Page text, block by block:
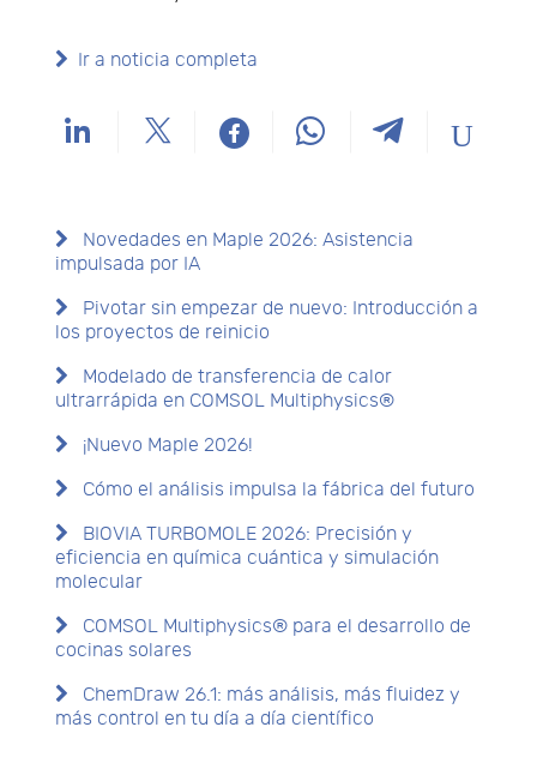
Ir a noticia completa
Novedades en Maple 2026: Asistencia
impulsada por IA
Pivotar sin empezar de nuevo: Introducción a
los proyectos de reinicio
Modelado de transferencia de calor
ultrarrápida en COMSOL Multiphysics®
¡Nuevo Maple 2026!
Cómo el análisis impulsa la fábrica del futuro
BIOVIA TURBOMOLE 2026: Precisión y
eficiencia en química cuántica y simulación
molecular
COMSOL Multiphysics® para el desarrollo de
cocinas solares
ChemDraw 26.1: más análisis, más fluidez y
más control en tu día a día científico